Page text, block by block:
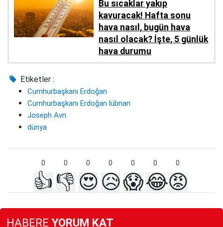
Bu sıcaklar yakıp
kavuracak! Hafta sonu
hava nasıl, bugün hava
nasıl olacak? İşte, 5 günlük
hava durumu
Etiketler :
Cumhurbaşkanı Erdoğan
Cumhurbaşkanı Erdoğan lübnan
Joseph Avn
dünya
0 0 0 0 0 0 0
👍 👎 😍😥😱😂😡
HABERE YORUM KAT